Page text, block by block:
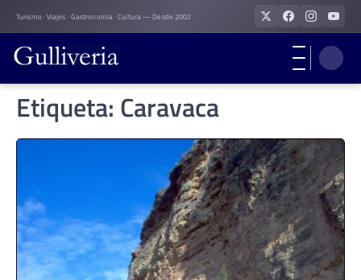
Skip
to
content
Turismo · Viajes · Gastronomía · Cultura — Desde 2002
Etiqueta: Caravaca